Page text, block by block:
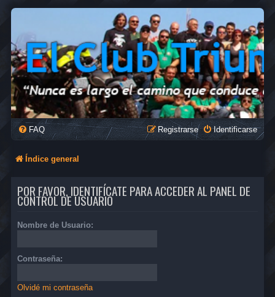
FAQ Identificarse
Registrarse
Índice general
POR FAVOR, IDENTIFÍCATE PARA ACCEDER AL PANEL DE
CONTROL DE USUARIO
Nombre de Usuario:
Contraseña:
Olvidé mi contraseña